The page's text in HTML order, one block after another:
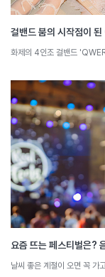
걸밴드 붐의 시작점이
요즘 뜨는 페스티벌은?